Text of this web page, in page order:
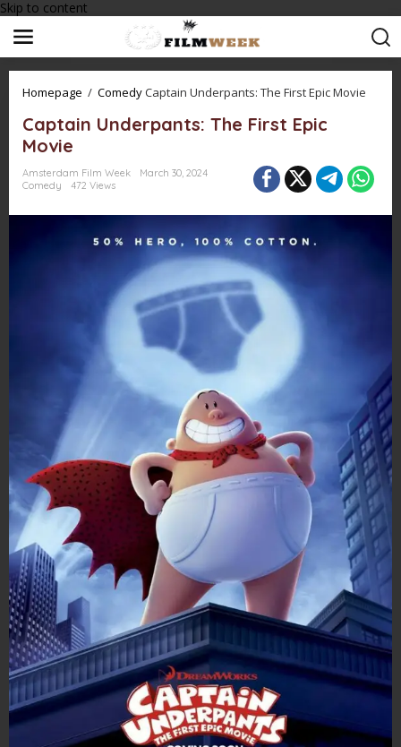
Skip to content
Homepage / ComedyCaptain Underpants: The First Epic Movie
Captain Underpants: The First Epic
Movie
Amsterdam Film Week
March 30, 2024
Comedy
472 Views